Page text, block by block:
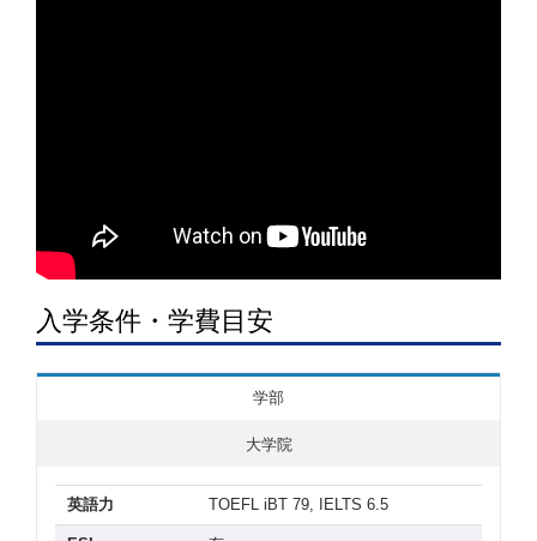
入学条件・学費目安
学部
大学院
英語力 TOEFL iBT 79, IELTS 6.5